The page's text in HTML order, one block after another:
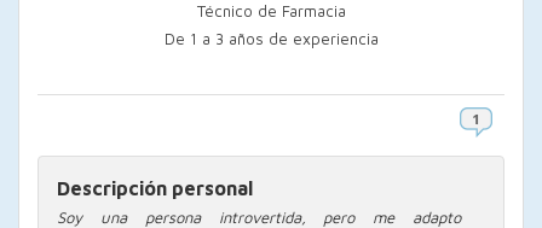
Técnico de Farmacia
De 1 a 3 años de experiencia
Descripción personal
Soy una persona introvertida, pero me adapto